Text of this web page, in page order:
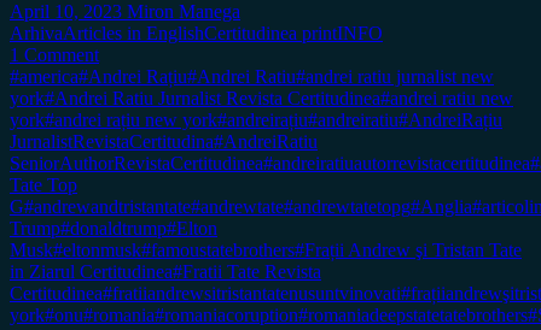
April 10, 2023 Miron Manega
ArhivaArticles in EnglishCertitudinea printINFO
1 Comment
#america#Andrei Rațiu#Andrei Ratiu#andrei ratiu jurnalist new
york#Andrei Ratiu Jurnalist Revista Certitudinea#andrei ratiu new
york#andrei rațiu new york#andreirațiu#andreiratiu#AndreiRațiu
JurnalistRevistaCertitudina#AndreiRatiu
SeniorAuthorRevistaCertitudinea#andreiratiuautorrevistacertitudinea
Tate Top
G#andrewandtristantate#andrewtate#andrewtatetopg#Anglia
Trump#donaldtrump#Elton
Musk#eltonmusk#famoustatebrothers#Frații Andrew şi Tristan Tate
in Ziarul Certitudinea#Fratii Tate Revista
Certitudinea#fratiiandrewsitristantatenusuntvinovati
york#onu#romania#romaniacoruption#romaniadeepstatetatebrothers